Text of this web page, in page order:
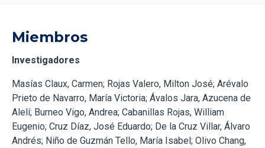
Miembros
Investigadores
Masías Claux, Carmen; Rojas Valero, Milton José; Arévalo
Prieto de Navarro, María Victoria; Ávalos Jara, Azucena de
Alelí; Burneo Vigo, Andrea; Cabanillas Rojas, William
Eugenio; Cruz Díaz, José Eduardo; De la Cruz Villar, Álvaro
Andrés; Niño de Guzmán Tello, María Isabel; Olivo Chang,